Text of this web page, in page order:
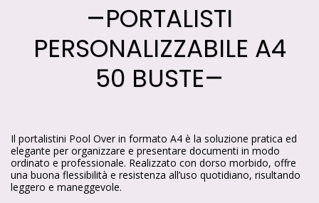
PORTALISTI
PERSONALIZZABILE A4
50 BUSTE
Il portalistini Pool Over in formato A4 è la soluzione pratica ed
elegante per organizzare e presentare documenti in modo
ordinato e professionale. Realizzato con dorso morbido, offre
una buona flessibilità e resistenza all’uso quotidiano, risultando
leggero e maneggevole.